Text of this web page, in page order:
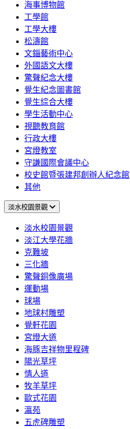
海事博物館
工學館
工學大樓
松濤館
文錙藝術中心
外國語文大樓
驚聲紀念大樓
覺生紀念圖書館
覺生綜合大樓
學生活動中心
視聽教育館
行政大樓
宮燈教室
守謙國際會議中心
校史館暨張建邦創辦人紀念館
其他
淡水校園景觀
淡水校園景觀
淡江大學花牆
克難坡
三化牆
驚聲銅像廣場
運動場
球場
地球村雕塑
覺軒花園
宮燈大道
海豚吉祥物里程碑
陽光草坪
情人道
牧羊草坪
歐式花園
瀛苑
五虎碑雕塑